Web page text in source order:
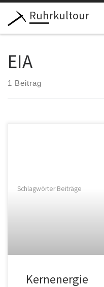
Zum Inhalt springen
Ruhrkultour
EIA
1 Beitrag
Schlagwörter Beiträge
Kernenergie